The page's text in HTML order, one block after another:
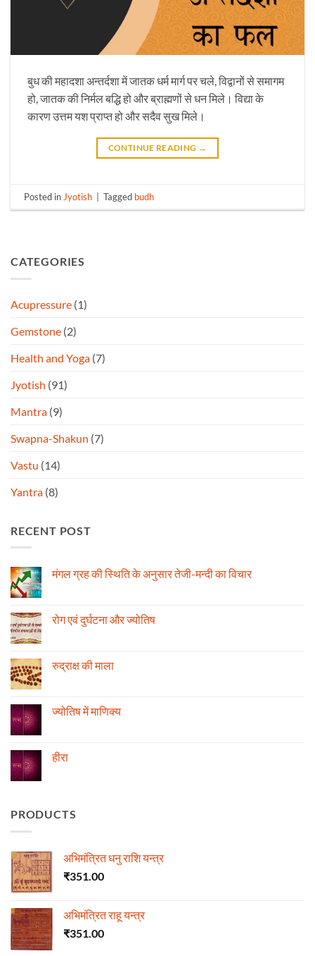
बुध की महादशा अन्तर्दशा में जातक धर्म मार्ग पर चले, विद्वानों से समागम
हो, जातक की निर्मल बद्धि हो और ब्राह्मणों से धन मिले। विद्या के
कारण उत्तम यश प्राप्त हो और सदैव सुख मिले।
CONTINUE READING →
Posted in Jyotish Tagged budh
CATEGORIES
Acupressure (1)
Gemstone (2)
Health and Yoga (7)
Jyotish (91)
Mantra (9)
Swapna-Shakun (7)
Vastu (14)
Yantra (8)
RECENT POST
मंगल ग्रह की स्थिति के अनुसार तेजी-मन्दी का विचार
मंगल
ग्रह
अनुसार
तेजी-
रोग एवं दुर्घटना और ज्योतिष
रोग
एवं
रुद्राक्ष की माला
रुद्राक्ष
की
ज्योतिष में माणिक्य
ज्योतिष
मेंहीरा
PRODUCTS
अभिमंत्रित धनु राशि यन्त्र
₹351.00
अभिमंत्रित राहू यन्त्र
₹351.00